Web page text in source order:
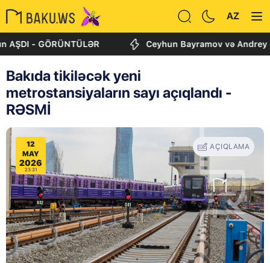
AZ
GÖRÜNTÜLƏR Ceyhun Bayramov və Andrey Sibiqa
Bakıda tikiləcək yeni
metrostansiyaların sayı açıqlandı -
RƏSMİ
12
MAY
2026
23:31
AÇIQLAMA